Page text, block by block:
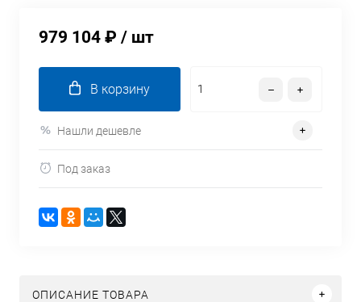
979 104 ₽ / шт
В корзину
Нашли дешевле
Под заказ
ОПИСАНИЕ ТОВАРА